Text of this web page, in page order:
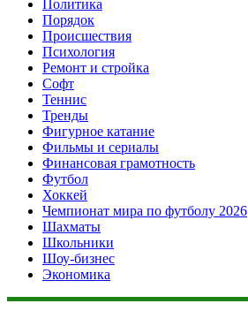
Политика
Порядок
Происшествия
Психология
Ремонт и стройка
Софт
Теннис
Тренды
Фигурное катание
Фильмы и сериалы
Финансовая грамотность
Футбол
Хоккей
Чемпионат мира по футболу 2026
Шахматы
Школьники
Шоу-бизнес
Экономика